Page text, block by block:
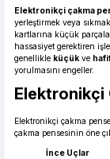
Elektronikçi çakma
yerleştirmek veya
kartlarına küçük
hassasiyet gerektiren
genellikle küçük ve
yorulmasını engeller.
Elektronikçi
Elektronikçi çakma
çakma pensesinin öne
İnce Uçlar